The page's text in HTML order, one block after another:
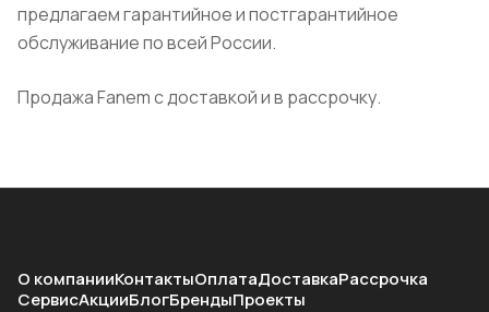
предлагаем гарантийное и постгарантийное
обслуживание по всей России.
Продажа Fanem с доставкой и в рассрочку.
О компанииКонтактыОплатаДоставкаРассрочка
СервисАкцииБлогБрендыПроекты